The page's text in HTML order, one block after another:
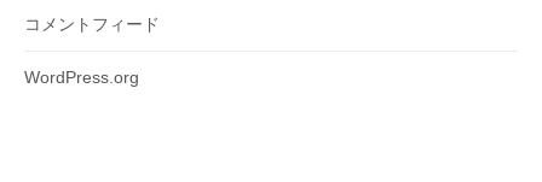
コメントフィード
WordPress.org